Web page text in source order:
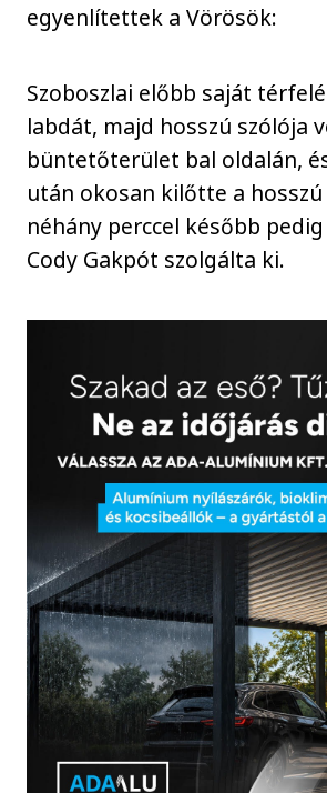
egyenlítettek a Vörösök:
Szoboszlai előbb saját
labdát, majd hosszú szólója
büntetőterület bal oldalán,
után okosan kilőtte a
néhány perccel később
Cody Gakpót szolgálta ki.